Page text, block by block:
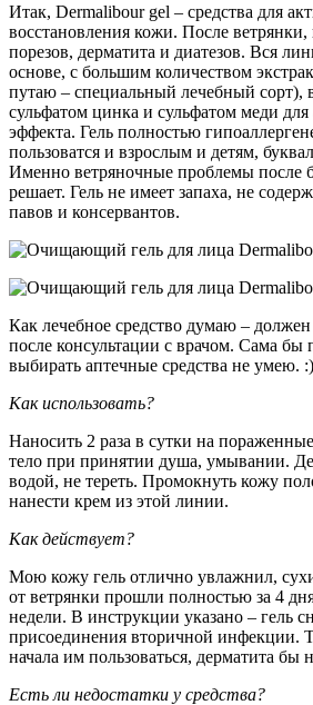
Итак, Dermalibour gel – средства для
восстановления кожи. После ветрянки,
порезов, дерматита и диатезов. Вся
основе, с большим количеством
путаю – специальный лечебный сорт),
сульфатом цинка и сульфатом меди для
эффекта. Гель полностью
пользоватся и взрослым и детям,
Именно ветряночные проблемы после
решает. Гель не имеет запаха, не
павов и консервантов.
Как лечебное средство думаю – должен
после консультации с врачом. Сама бы
выбирать аптечные средства не умею. :)
Как использовать?
Наносить 2 раза в сутки на
тело при принятии душа, умывании.
водой, не тереть. Промокнуть кожу
нанести крем из этой линии.
Как действует?
Мою кожу гель отлично увлажнил,
от ветрянки прошли полностью за 4
недели. В инструкции указано – гель
присоединения вторичной инфекции.
начала им пользоваться, дерматита бы
Есть ли недостатки у средства?